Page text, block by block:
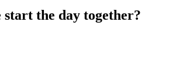
start the day together?